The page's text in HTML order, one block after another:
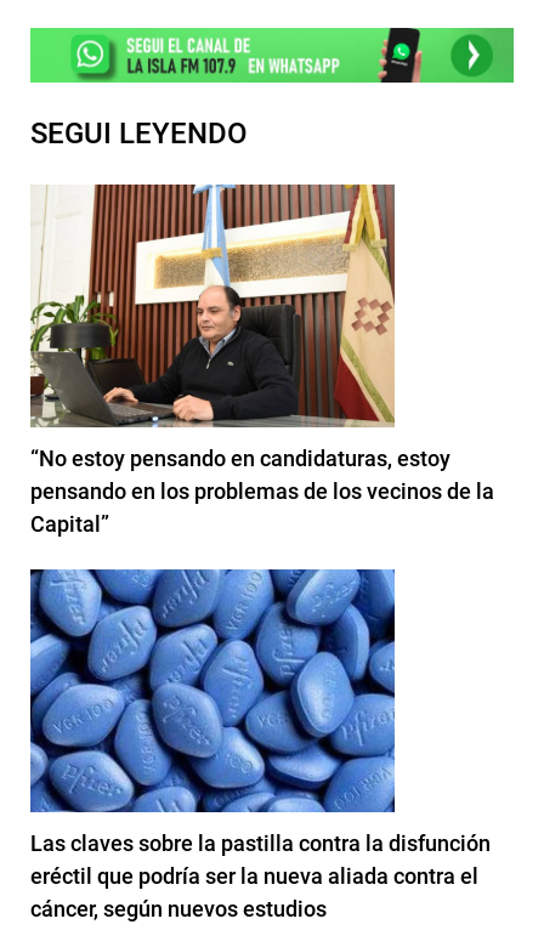
SEGUI LEYENDO
“No estoy pensando en candidaturas, estoy
pensando en los problemas de los vecinos de la
Capital”
Las claves sobre la pastilla contra la disfunción
eréctil que podría ser la nueva aliada contra el
cáncer, según nuevos estudios